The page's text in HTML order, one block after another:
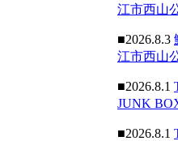
江市西山
■2026.8.3
江市西山
■2026.8.1
JUNK
■2026.8.1